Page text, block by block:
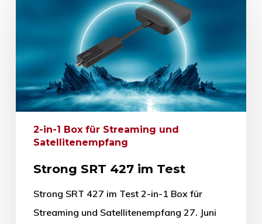
2-in-1 Box für Streaming und
Satellitenempfang
Strong SRT 427 im Test
Strong SRT 427 im Test 2-in-1 Box für
Streaming und Satellitenempfang 27. Juni